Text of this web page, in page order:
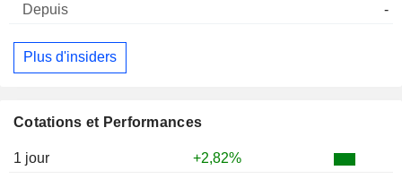
Cotations et Performances
1 jour
+2,82%
-
Plus d'insiders